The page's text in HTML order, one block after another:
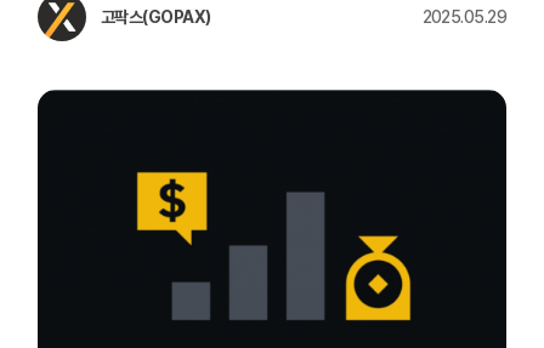
고팍스(GOPAX) 2025.05.29